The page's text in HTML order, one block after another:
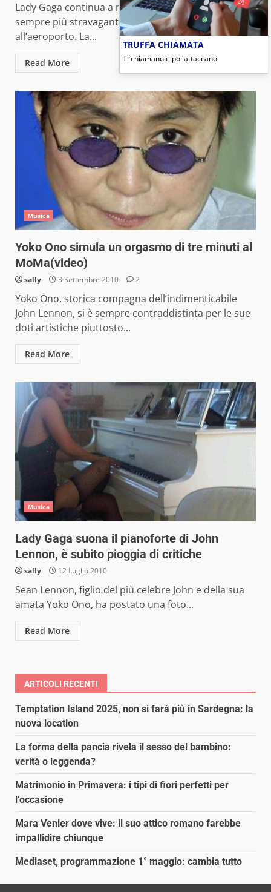
Lady Gaga continua a mettersi in mostra con look
sempre più stravaganti, anche quando va
all’aeroporto. La...
Read More
Musica
Yoko Ono simula un orgasmo di tre minuti al
MoMa(video)
sally 3 Settembre 2010 2
Yoko Ono, storica compagna dell’indimenticabile
John Lennon, si è sempre contraddistinta per le sue
doti artistiche piuttosto...
Read More
Musica
Lady Gaga suona il pianoforte di John
Lennon, è subito pioggia di critiche
sally 12 Luglio 2010
Sean Lennon, figlio del più celebre John e della sua
amata Yoko Ono, ha postato una foto...
Read More
ARTICOLI RECENTI
Temptation Island 2025, non si farà più in Sardegna: la
nuova location
La forma della pancia rivela il sesso del bambino:
verità o leggenda?
Matrimonio in Primavera: i tipi di fiori perfetti per
l’occasione
Mara Venier dove vive: il suo attico romano farebbe
impallidire chiunque
Mediaset, programmazione 1° maggio: cambia tutto
TRUFFA CHIAMATA
Ti chiamano e poi attaccano